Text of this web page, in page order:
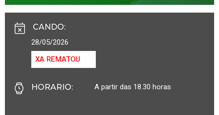
CANDO:
28/05/2026
XA REMATOU
HORARIO: A partir das 18.30 horas